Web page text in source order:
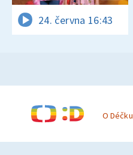
24. června 16:43
O Déčku